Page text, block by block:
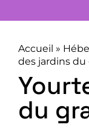
Accueil »
des jardins du
du